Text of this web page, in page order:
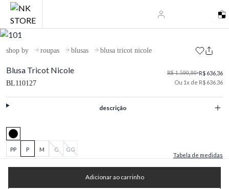
shop by roupas blusas blusa tricot nicole
Blusa Tricot Nicole
BL110127
R$ 1.590,90•R$ 636,36
Ou 1x de R$ 636.36
descrição
PP P M G
GG
Tabela de medidas
Adicionar ao carrinho